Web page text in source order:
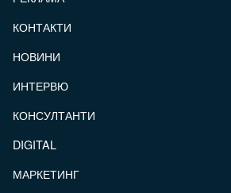
КОНТАКТИ
НОВИНИ
ИНТЕРВЮ
КОНСУЛТАНТИ
DIGITAL
МАРКЕТИНГ